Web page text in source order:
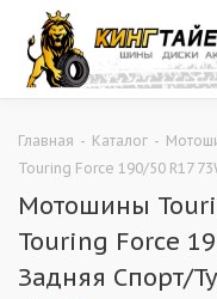
Главная - Каталог -
Touring Force 190/50 R17
Мотошины
Touring Force
Задняя Спорт/